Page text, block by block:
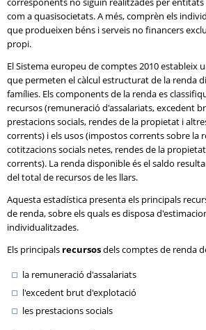
com a quasisocietats. A més, comprèn els
que produeixen béns i serveis no financers
propi.
El Sistema europeu de comptes 2010 estableix
que permeten el càlcul estructurat de la renda
famílies. Els components de la renda es
recursos (remuneració d'assalariats, excedent
prestacions socials, rendes de la propietat i
corrents) i els usos (impostos corrents sobre la
cotitzacions socials netes, rendes de la
corrents). La renda disponible és el saldo
del total de recursos de les llars.
Aquesta estadística presenta els principals
de renda, sobre els quals es disposa
individualitzades.
Els principals recursosdels comptes de renda
la remuneració d'assalariats
l'excedent brut d'explotació
les prestacions socials